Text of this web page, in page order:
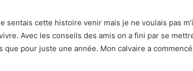
sentais cette histoire venir mais je ne voulais pas
Avec les conseils des amis on a fini par se
que pour juste une année. Mon calvaire a